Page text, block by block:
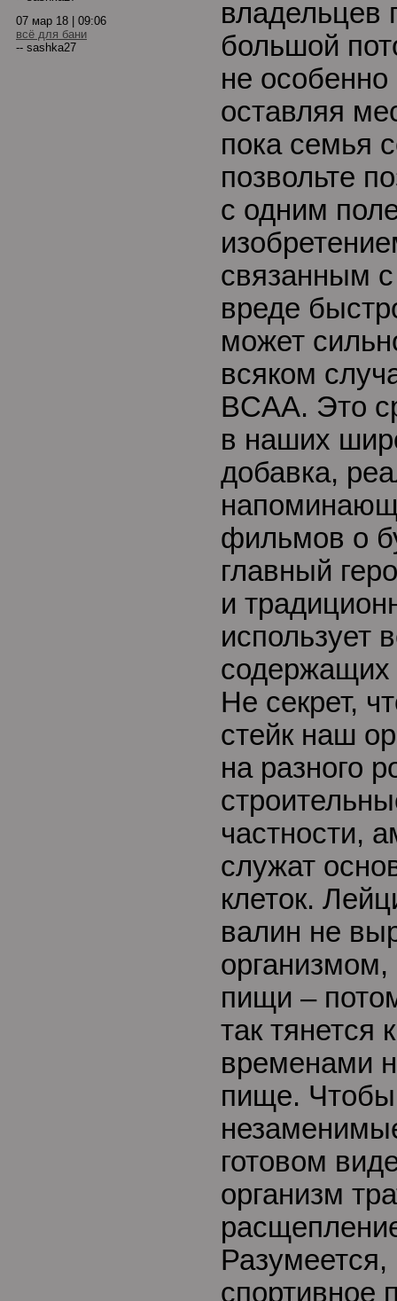
07 мар 18 | 09:06
всё для бани
-- sashka27
владельцев
большой
не
оставляя
пока семья
позвольте
с одним
связанным
вреде
может
всяком
BCAA. Это
в наших
добавка,
фильмов о
главный
и
использует
содержащих
Не секрет,
стейк наш
на разного
частности,
служат
клеток.
валин не
пищи –
так тянется
временами
пище. Чтобы
готовом
организм
Разумеется,
спортивное